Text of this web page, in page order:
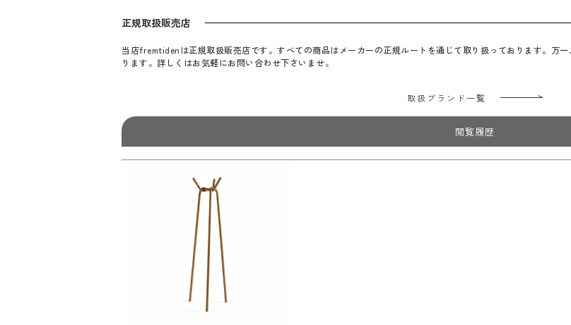
正規取扱販売店
当店fremtidenは正規取扱販売店です。すべての商品はメーカーの正規ルートを通じて取り扱っております。万
ります。詳しくはお気軽にお問い合わせ下さいませ。
取扱ブランド一覧
閲覧履歴